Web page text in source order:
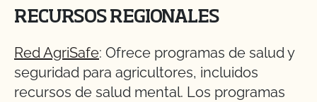
RECURSOS REGIONALES
Red AgriSafe: Ofrece programas de salud y
seguridad para agricultores, incluidos
recursos de salud mental. Los programas